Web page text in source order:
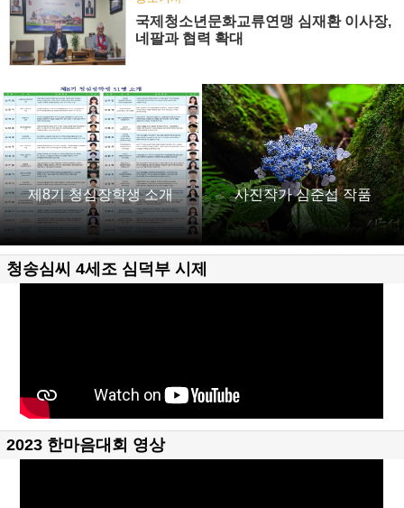
국제청소년문화교류연맹 심재환 이사장,
네팔과 협력 확대
제8기 청심장학생 소개 사진작가 심준섭 작품
청송심씨 4세조 심덕부 시제
2023 한마음대회 영상